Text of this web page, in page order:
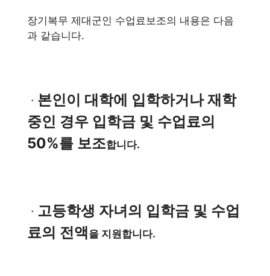
장기복무 제대군인 수업료보조의 내용은 다음
과 같습니다.
ㆍ 본인이 대학에 입학하거나 재학
중인 경우 입학금 및 수업료의
50%를 보조합니다.
ㆍ 고등학생 자녀의 입학금 및 수업
료의 전액 을 지원합니다.